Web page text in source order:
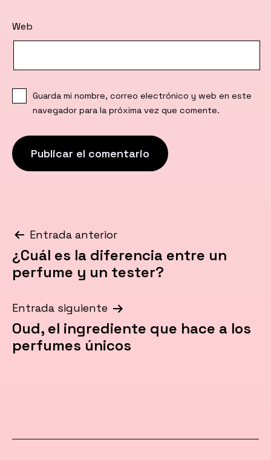
Web
Guarda mi nombre, correo electrónico y web en este
navegador para la próxima vez que comente.
Navegación
de
Entrada anterior
¿Cuál es la diferencia entre un
perfume y un tester?
Entrada siguiente
Oud, el ingrediente que hace a los
perfumes únicos